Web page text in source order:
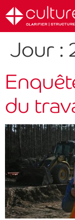
Jour :
du